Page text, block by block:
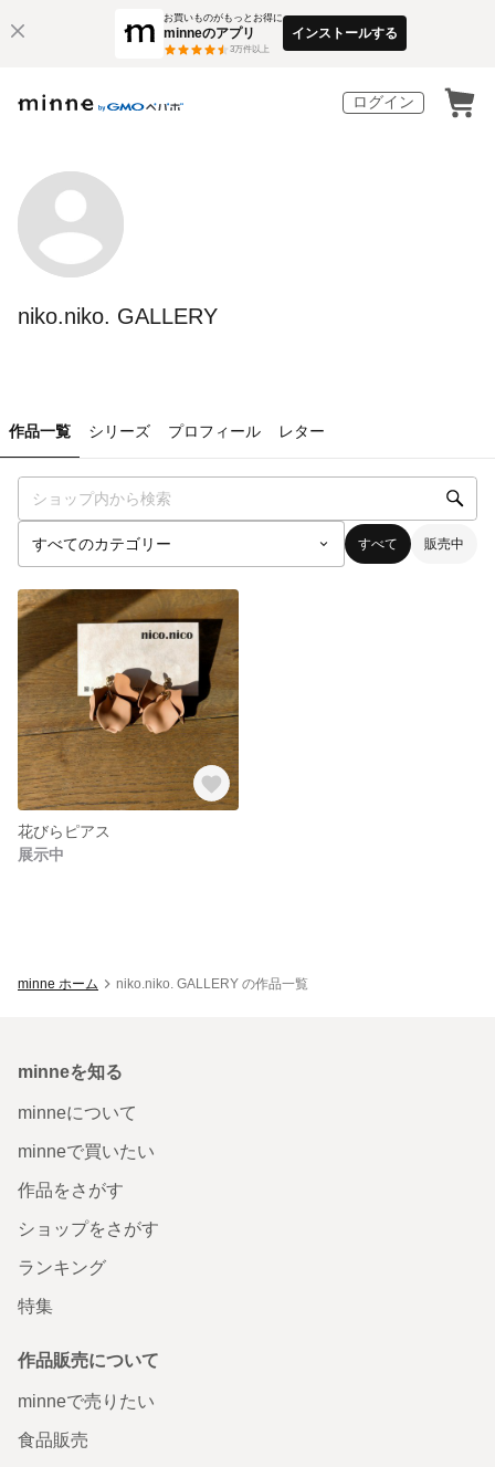
お買いものがもっとお得に
minneのアプリ
3万件以上
インストールする
ログイン
niko.niko. GALLERY
作品一覧 シリーズ プロフィール レター
すべて 販売中
花びらピアス
展示中
minne ホーム niko.niko. GALLERY の作品一覧
minneを知る
minneについて
minneで買いたい
作品をさがす
ショップをさがす
ランキング
特集
作品販売について
minneで売りたい
食品販売